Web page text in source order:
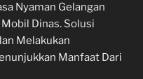
Nyaman Gelangan
Dinas. Solusi
Melakukan
Manfaat Dari